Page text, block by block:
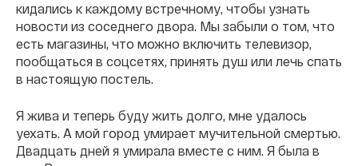
кидались к каждому встречному, чтобы узнать
новости из соседнего двора. Мы забыли о том, что
есть магазины, что можно включить телевизор,
пообщаться в соцсетях, принять душ или лечь спать
в настоящую постель.
Я жива и теперь буду жить долго, мне удалось
уехать. А мой город умирает мучительной смертью.
Двадцать дней я умирала вместе с ним. Я была в